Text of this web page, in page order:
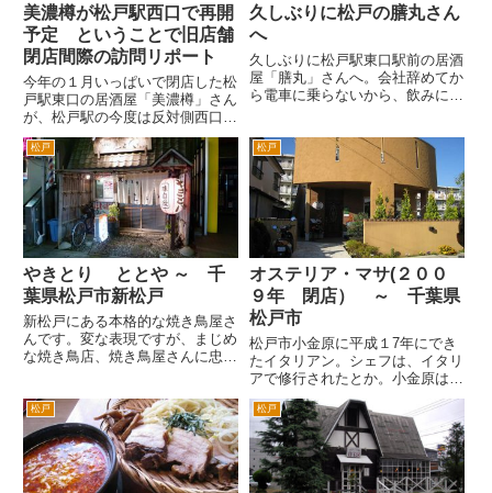
美濃樽が松戸駅西口で再開
予定 ということで旧店舗
閉店間際の訪問リポート
今年の１月いっぱいで閉店した松
戸駅東口の居酒屋「美濃樽」さん
が、松戸駅の今度は反対側西口で
てすぐの場所で再開する準備に入
ったそうです。 開店のための内
装工事などをしているところらし
いので、旧店舗閉店間際に行った
ときの様子です。スーパードラ
イ...
久しぶりに松戸の膳丸さん
へ
久しぶりに松戸駅東口駅前の居酒
屋「膳丸」さんへ。会社辞めてか
ら電車に乗らないから、飲みに行
をだしとかないと。 お、混んで
いる！年末だし、よいことだ。カ
ウンター席へ。まずは、煮込
み。...
松戸
やきとり ととや ～ 千
葉県松戸市新松戸
新松戸にある本格的な焼き鳥屋さ
んです。変な表現ですが、まじめ
な焼き鳥店、焼き鳥屋さんに忠実
店かなと思ったんですが、良質で
新鮮な名古屋コーチンと名古屋の
地鶏が売りの焼き鳥専門店で
す。...
松戸
オステリア・マサ(２００
９年 閉店） ～ 千葉県
松戸市
松戸市小金原に平成１7年にでき
たイタリアン。シェフは、イタリ
アで修行されたとか。小金原は、
僕の地元なのですが、小金原にイ
タリアンと聞いて？でした。 と
いうのも小金原という街も公団が
造成されてからほぼ出来上がった
街で、なかなか新しいお店がで
き...
松戸 松戸